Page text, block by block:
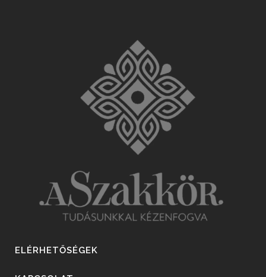
ELÉRHETŐSÉGEK